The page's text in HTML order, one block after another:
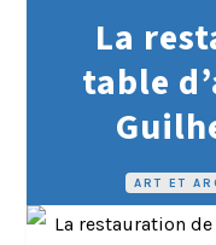
ART ET
La
table